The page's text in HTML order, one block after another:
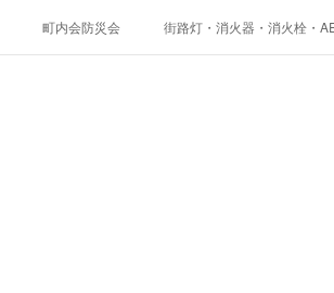
町内会防災会 街路灯・消火器・消火栓・